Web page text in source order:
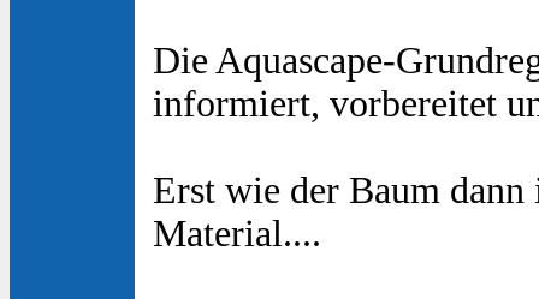
Die Aquascape-
informiert, vorbereitet
Erst wie der Baum dann
Material....